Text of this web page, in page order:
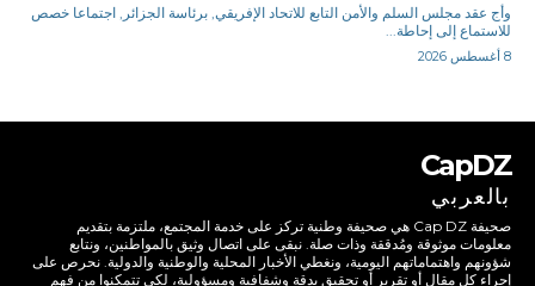
وأج عقد مجلس السلم والأمن التابع للاتحاد الإفريقي, برئاسة الجزائر, اجتماعا خصص
للاستماع إلى إحاطة...
8 أغسطس 2026
CapDZ
بالعربي
صحيفة Cap DZ هي صحيفة وطنية تركز على خدمة المجتمع، ملتزمة بتقديم
معلومات موثوقة ومُدققة وذات صلة. نبقى على اتصال وثيق بالمواطنين، ونتابع
شؤونهم واهتماماتهم اليومية، ونغطي الأخبار المحلية والوطنية والدولية. نحرص على
إجراء كل مقال أو تقرير أو تحقيق بدقة وشفافية ومسؤولية، لكي تتمكنوا من فهم